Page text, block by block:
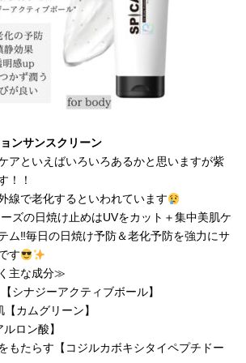
ンサンスクリーン
アといえばいろいろあるかと思いますが紫
！！
線で老化するといわれています
ズの日焼け止めはUVをカット＋集中美肌ケ
ム‼毎日の日焼け予防＆老化予防を強力にサ
す
主な成分≫
シナジーアクティブボール】
カムグリーン】
ロン酸】
もたらす【コジルカボキシタイペプチドー